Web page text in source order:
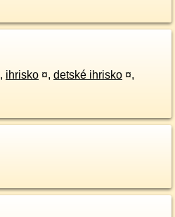
, ihrisko ¤, detské ihrisko ¤,